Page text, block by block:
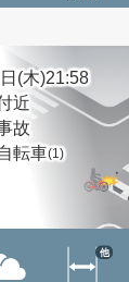
(木)21:58
近
故
転車(1)
他